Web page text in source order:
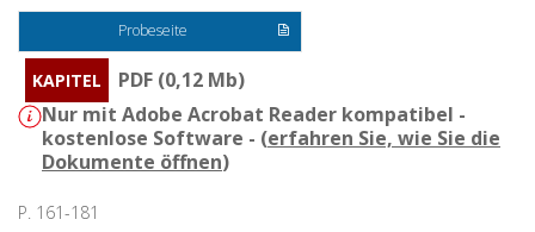
Probeseite
KAPITEL
PDF (0,12 Mb)
Nur mit Adobe Acrobat Reader kompatibel -
kostenlose Software - (erfahren Sie, wie Sie die
Dokumente öffnen)
P. 161-181